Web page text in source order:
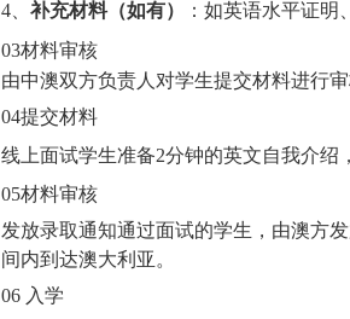
4、 补充材料（如有） ： 如英语水平证明、
03材料审核
由中澳双方负责人对学生提交材料进行
04提交材料
线上面试学生准备2分钟的英文自我介绍
05材料审核
发放录取通知通过面试的学生，由澳方
间内到达澳大利亚。
06 入学